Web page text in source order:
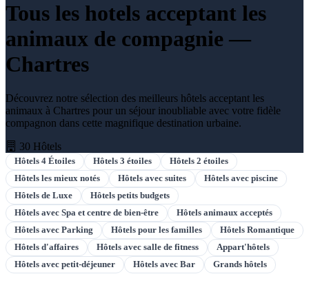
Tous les hotels acceptant les
animaux de compagnie —
Chartres
Découvrez notre sélection des meilleurs hôtels acceptant les
animaux à Chartres pour un séjour inoubliable avec votre fidèle
compagnon dans cette magnifique destination urbaine.
30 Hôtels
Hôtels 4 Étoiles Hôtels 3 étoiles
Hôtels 2 étoiles
Hôtels les mieux notés
Hôtels avec suites
Hôtels avec piscine
Hôtels de Luxe
Hôtels petits budgets
Hôtels avec Spa et centre de bien-être
Hôtels animaux acceptés
Hôtels avec Parking
Hôtels pour les familles
Hôtels Romantique
Hôtels d'affaires
Hôtels avec salle de fitness
Appart'hôtels
Hôtels avec petit-déjeuner
Hôtels avec Bar Grands hôtels